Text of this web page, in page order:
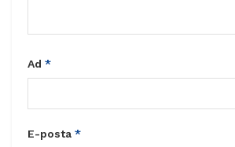
Ad *
E-posta *